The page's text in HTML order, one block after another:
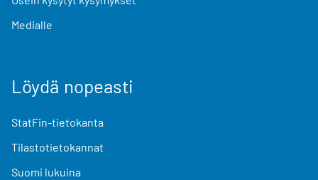
Medialle
Löydä nopeasti
StatFin-tietokanta
Tilastotietokannat
Suomi lukuina